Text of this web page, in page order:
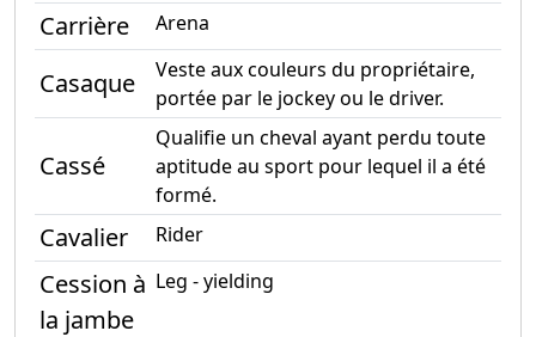
Carrière Arena
Casaque
Veste aux couleurs du propriétaire,
portée par le jockey ou le driver.
Cassé
Qualifie un cheval ayant perdu toute
aptitude au sport pour lequel il a été
formé.
Cavalier Rider
Cession à
la jambe
Leg - yielding